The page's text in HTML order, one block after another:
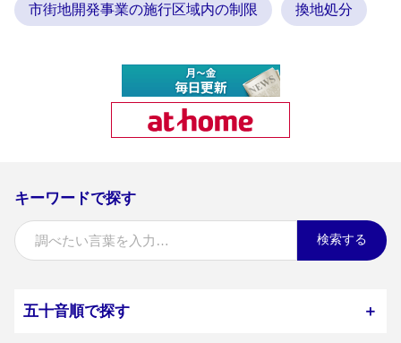
キーワードで探す
検索する
五十音順で探す ＋
市街地開発事業の施行区域内の制限 換地処分